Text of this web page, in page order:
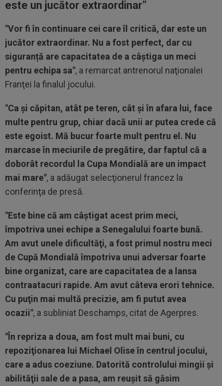
este un jucător extraordinar”
"Vor fi în continuare cei care îl critică, dar este un
jucător extraordinar. Nu a fost perfect, dar cu
siguranță are capacitatea de a câştiga un meci
pentru echipa sa", a remarcat antrenorul naţionalei
Franţei la finalul jocului.
"Ca şi căpitan, atât pe teren, cât şi în afara lui, face
multe pentru grup, chiar dacă unii ar putea crede că
este egoist. Mă bucur foarte mult pentru el. Nu
marcase în meciurile de pregătire, dar faptul că a
doborât recordul la Cupa Mondială are un impact
mai mare", a adăugat selecţionerul francez la
conferinţa de presă.
"Este bine că am câştigat acest prim meci,
împotriva unei echipe a Senegalului foarte bună.
Am avut unele dificultăţi, a fost primul nostru meci
de Cupă Mondială împotriva unui adversar foarte
bine organizat, care are capacitatea de a lansa
contraatacuri rapide. Am avut câteva erori tehnice.
Cu puţin mai multă precizie, am fi putut avea
ocazii", a subliniat Deschamps, citat de Agerpres.
"În repriza a doua, am fost mult mai buni, cu
repoziţionarea lui Michael Olise în centrul jocului,
care a adus coeziune. Datorită controlului mingii şi
abilităţii sale de a pasa, am reuşit să găsim